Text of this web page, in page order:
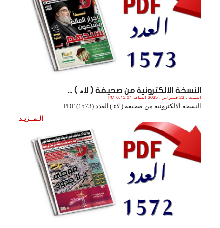
النسخة الالكترونية من صحيفة ( لاء ) ...
السبت , 22 فـبـرايـر , 2025 الساعة 6:41:04 PM
النسخة الالكترونية من صحيفة ( لاء ) العدد (1573) PDF. .
الـمــزيـد